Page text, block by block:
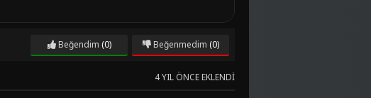
Beğendim (0) Beğenmedim (0)
4 YIL ÖNCE EKLENDI